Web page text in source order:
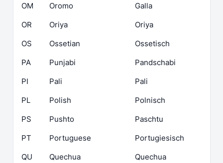
OM
Oromo
Galla
OR
Oriya
Oriya
OS
Ossetian
Ossetisch
PA
Punjabi
Pandschabi
PI
Pali
Pali
PL
Polish
Polnisch
PS
Pushto
Paschtu
PT
Portuguese
Portugiesisch
QU
Quechua
Quechua